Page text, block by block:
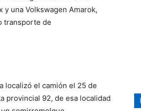
y una Volkswagen Amarok,
transporte de
localizó el camión el 25 de
provincial 92, de esa localidad